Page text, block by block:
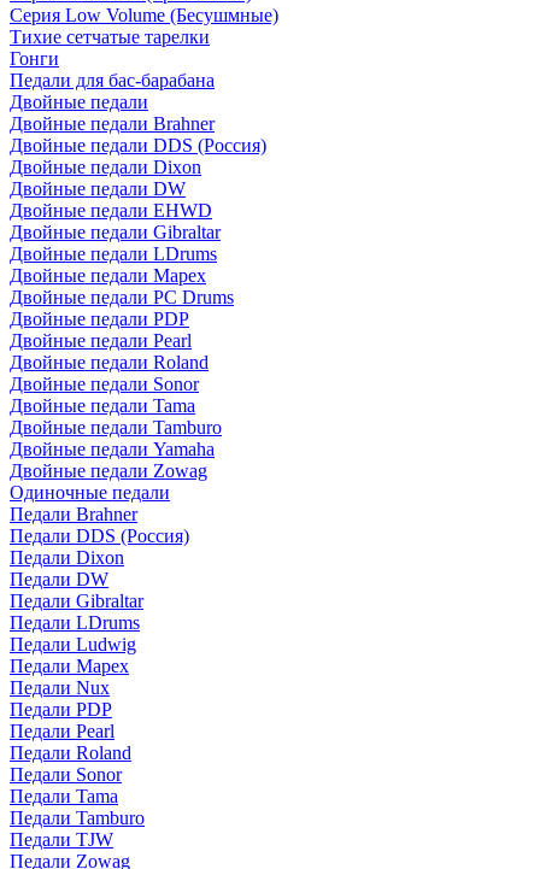
Серия Low Volume (Бесушмные)
Тихие сетчатые тарелки
Гонги
Педали для бас-барабана
Двойные педали
Двойные педали Brahner
Двойные педали DDS (Россия)
Двойные педали Dixon
Двойные педали DW
Двойные педали EHWD
Двойные педали Gibraltar
Двойные педали LDrums
Двойные педали Mapex
Двойные педали PC Drums
Двойные педали PDP
Двойные педали Pearl
Двойные педали Roland
Двойные педали Sonor
Двойные педали Tama
Двойные педали Tamburo
Двойные педали Yamaha
Двойные педали Zowag
Одиночные педали
Педали Brahner
Педали DDS (Россия)
Педали Dixon
Педали DW
Педали Gibraltar
Педали LDrums
Педали Ludwig
Педали Mapex
Педали Nux
Педали PDP
Педали Pearl
Педали Roland
Педали Sonor
Педали Tama
Педали Tamburo
Педали TJW
Педали Zowag